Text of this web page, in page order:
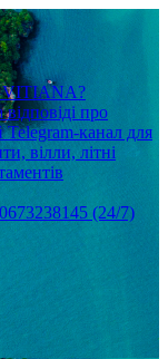
VITIANA?
про
канал для
вілли, літні
(24/7)